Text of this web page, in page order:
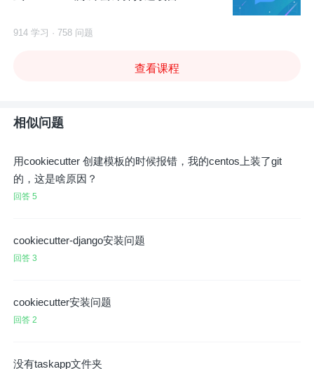
914 学习 · 758 问题
查看课程
相似问题
用cookiecutter 创建模板的时候报错，我的centos上装了git
的，这是啥原因？
回答 5
cookiecutter-django安装问题
回答 3
cookiecutter安装问题
回答 2
没有taskapp文件夹